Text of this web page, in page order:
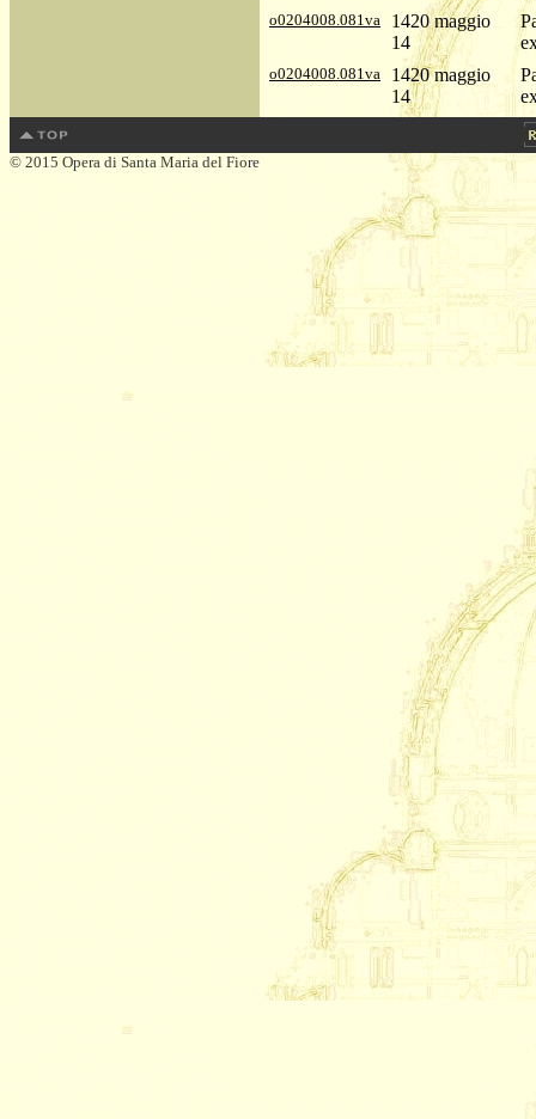
o0204008.081va
1420 maggio
14
o0204008.081va
1420 maggio
14
© 2015 Opera di Santa Maria del Fiore